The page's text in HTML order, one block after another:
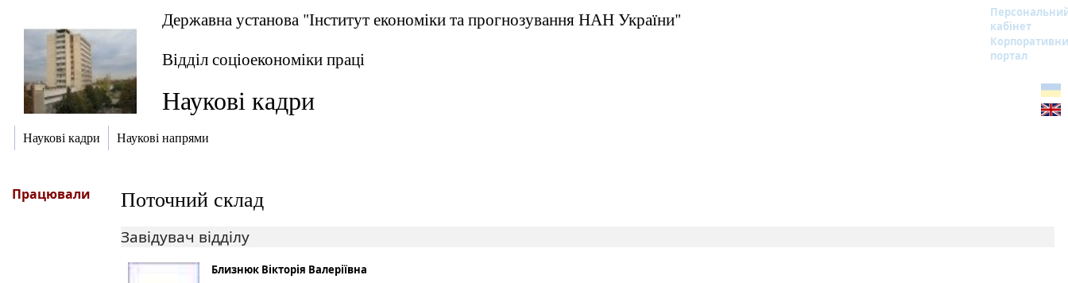
Державна установа "Інститут економіки та прогнозування НАН України"
кабінет
портал
Відділ соціоекономіки праці
Наукові кадри
Наукові кадри Наукові напрями
Працювали Поточний склад
Завідувач відділу
Близнюк Вікторія Валеріївна